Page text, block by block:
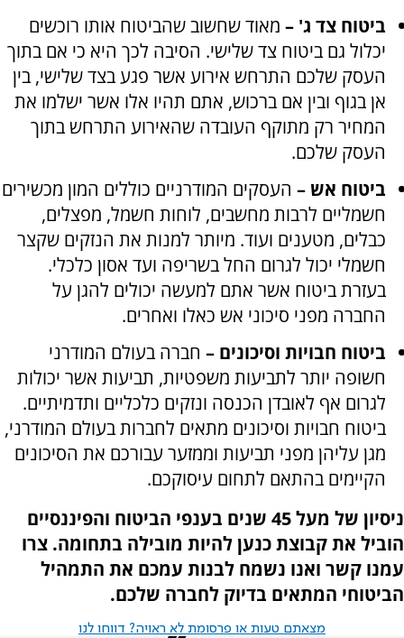
ביטוח צד ג' – מאוד שחשוב שהביטוח אותו רוכשים
יכלול גם ביטוח צד שלישי. הסיבה לכך היא כי אם בתוך
העסק שלכם התרחש אירוע אשר פגע בצד שלישי, בין
אן בגוף ובין אם ברכוש, אתם תהיו אלו אשר ישלמו את
המחיר רק מתוקף העובדה שהאירוע התרחש בתוך
העסק שלכם.
ביטוח אש – העסקים המודרניים כוללים המון מכשירים
חשמליים לרבות מחשבים, לוחות חשמל, מפצלים,
כבלים, מטענים ועוד. מיותר למנות את הנזקים שקצר
חשמלי יכול לגרום החל בשריפה ועד אסון כלכלי.
בעזרת ביטוח אשר אתם למעשה יכולים להגן על
החברה מפני סיכוני אש כאלו ואחרים.
ביטוח חבויות וסיכונים – חברה בעולם המודרני
חשופה יותר לתביעות משפטיות, תביעות אשר יכולות
לגרום אף לאובדן הכנסה ונזקים כלכליים ותדמיתיים.
ביטוח חבויות וסיכונים מתאים לחברות בעולם המודרני,
מגן עליהן מפני תביעות וממזער עבורכם את הסיכונים
הקיימים בהתאם לתחום עיסוקכם.
ניסיון של מעל 45 שנים בענפי הביטוח והפיננסיים
הוביל את קבוצת כנען להיות מובילה בתחומה. צרו
עמנו קשר ואנו נשמח לבנות עמכם את התמהיל
הביטוחי המתאים בדיוק לחברה שלכם.
מצאתם טעות או פרסומת לא ראויה? דווחו לנו